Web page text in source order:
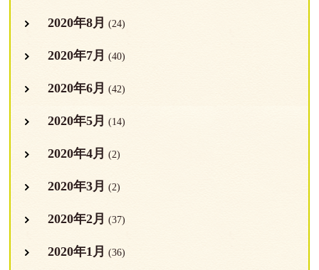
2020年8月 (24)
2020年7月 (40)
2020年6月 (42)
2020年5月 (14)
2020年4月 (2)
2020年3月 (2)
2020年2月 (37)
2020年1月 (36)